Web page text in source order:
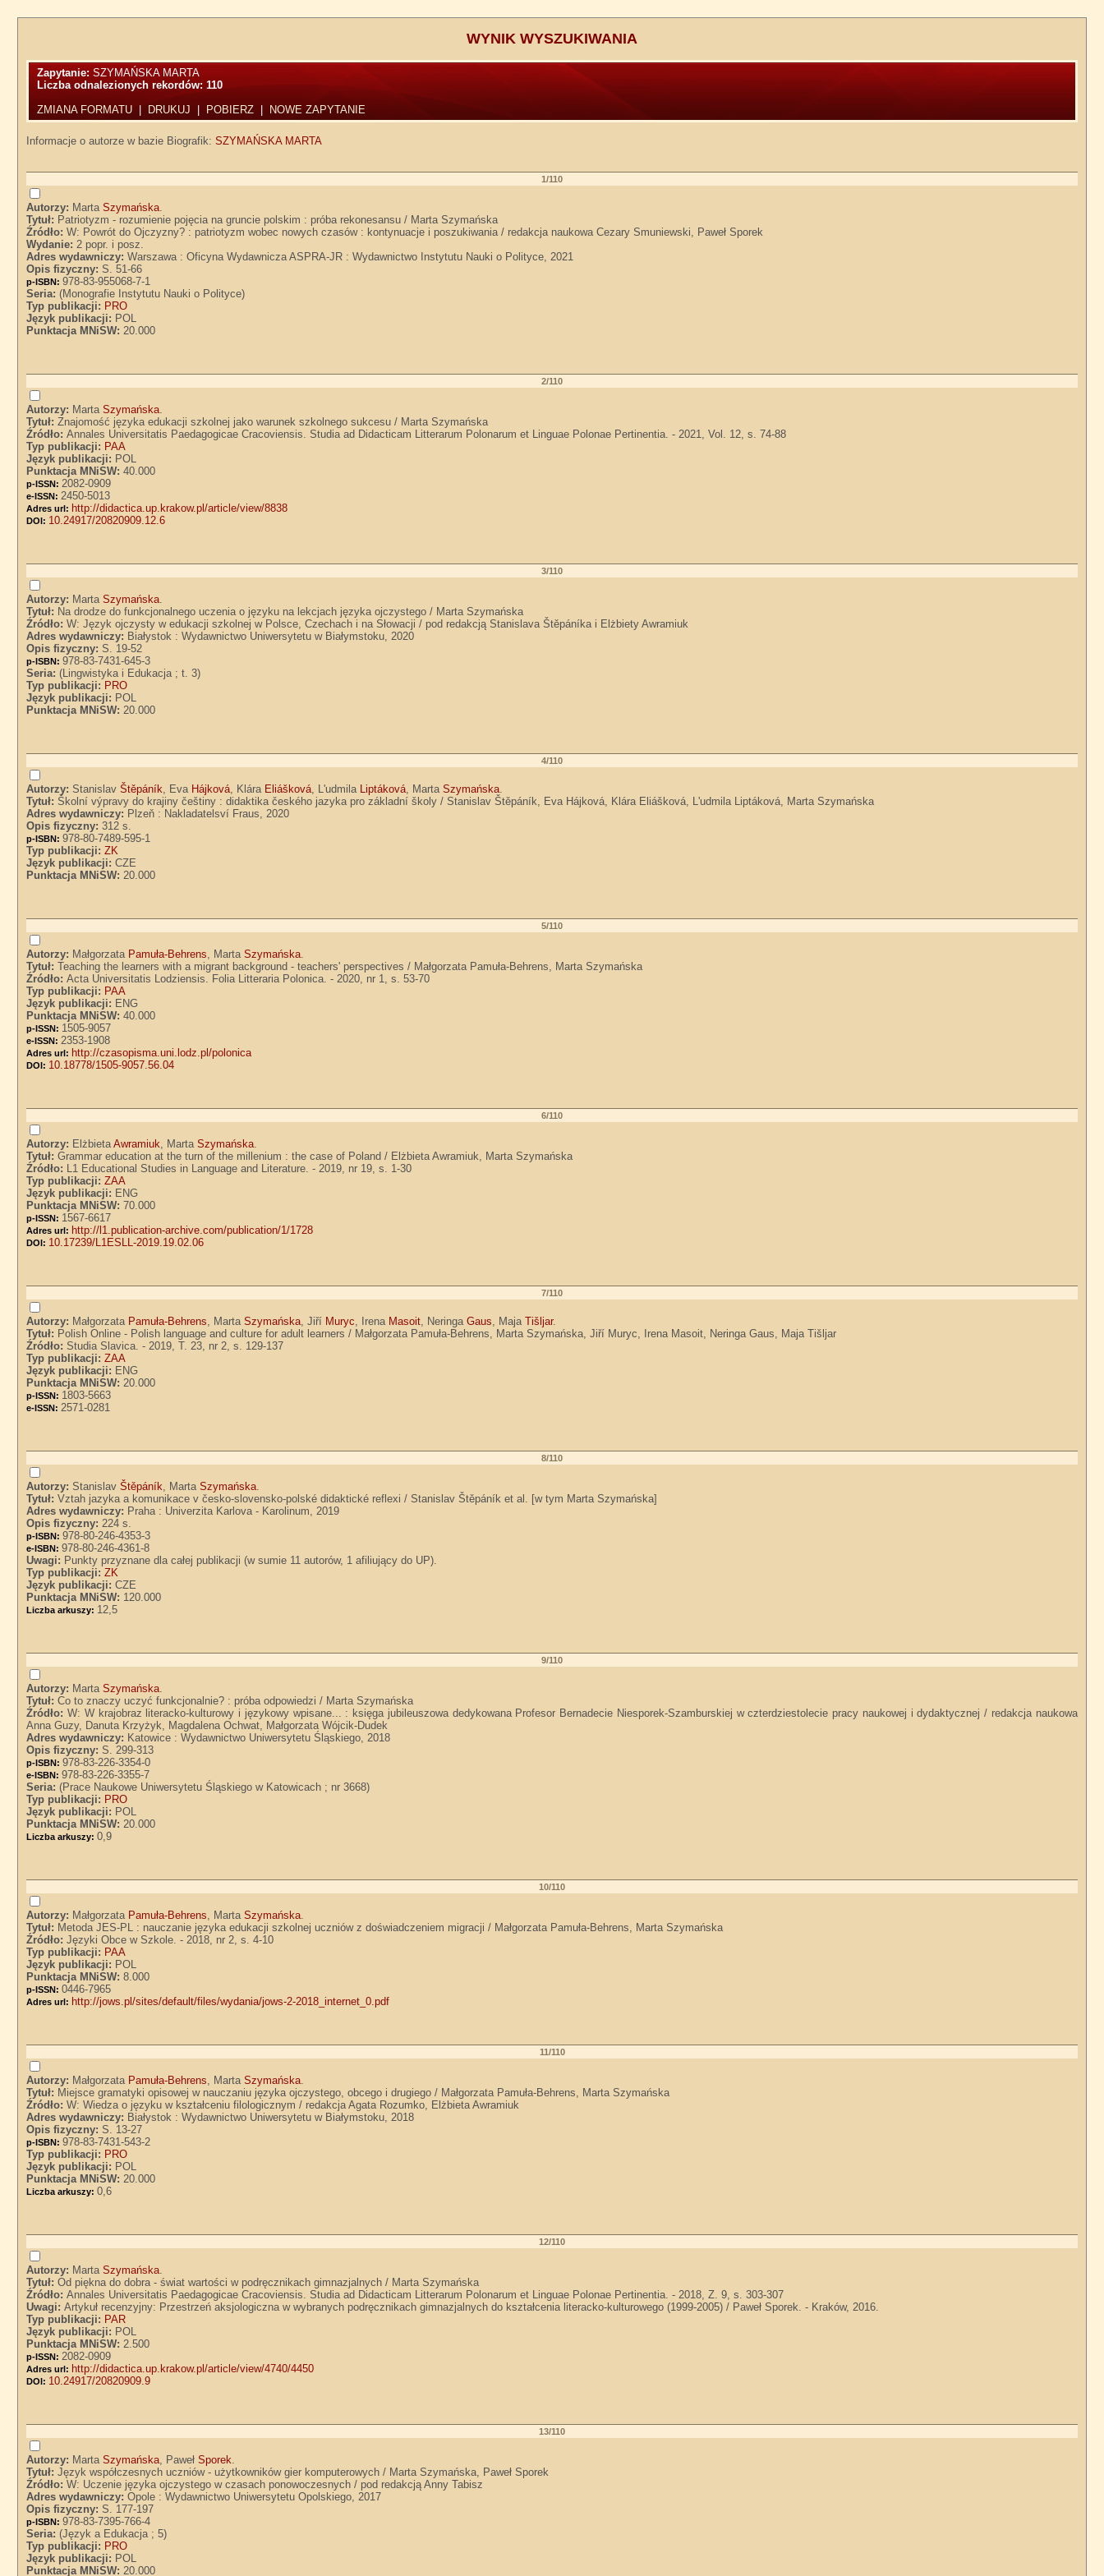
WYNIK WYSZUKIWANIA
Zapytanie:SZYMAŃSKA MARTA
Liczba odnalezionych rekordów:110
ZMIANA FORMATU
DRUKUJ POBIERZ NOWE ZAPYTANIE
Informacje o autorze w bazie Biografik:SZYMAŃSKA MARTA
1/110
Autorzy: MartaSzymańska.
Tytuł: Patriotyzm - rozumienie pojęcia na gruncie polskim : próba rekonesansu / Marta Szymańska
Źródło:W: Powrót do Ojczyzny? : patriotyzm wobec nowych czasów : kontynuacje i poszukiwania / redakcja naukowa Cezary Smuniewski, Paweł Sporek
Wydanie:2 popr. i posz.
Adres wydawniczy:Warszawa : Oficyna Wydawnicza ASPRA-JR : Wydawnictwo Instytutu Nauki o Polityce, 2021
Opis fizyczny:S. 51-66
p-ISBN:978-83-955068-7-1
Seria:(Monografie Instytutu Nauki o Polityce)
Typ publikacji: PRO
Język publikacji: POL
Punktacja MNiSW:20.000
2/110
Autorzy: MartaSzymańska.
Tytuł:Znajomość języka edukacji szkolnej jako warunek szkolnego sukcesu / Marta Szymańska
Źródło:Annales Universitatis Paedagogicae Cracoviensis. Studia ad Didacticam Litterarum Polonarum et Linguae Polonae Pertinentia. - 2021, Vol. 12, s. 74-88
Typ publikacji: PAA
Język publikacji: POL
Punktacja MNiSW:40.000
p-ISSN: 2082-0909
e-ISSN: 2450-5013
Adres url: http://didactica.up.krakow.pl/article/view/8838
DOI: 10.24917/20820909.12.6
3/110
Autorzy: MartaSzymańska.
Tytuł: Na drodze do funkcjonalnego uczenia o języku na lekcjach języka ojczystego / Marta Szymańska
Źródło:W: Język ojczysty w edukacji szkolnej w Polsce, Czechach i na Słowacji / pod redakcją Stanislava Štěpáníka i Elżbiety Awramiuk
Adres wydawniczy: Białystok : Wydawnictwo Uniwersytetu w Białymstoku, 2020
Opis fizyczny:S. 19-52
p-ISBN:978-83-7431-645-3
Seria:(Lingwistyka i Edukacja ; t. 3)
Typ publikacji: PRO
Język publikacji: POL
Punktacja MNiSW:20.000
4/110
Autorzy:StanislavŠtěpáník, Eva Hájková, Klára Eliášková, L'udmila Liptáková, MartaSzymańska.
Tytuł:Školní výpravy do krajiny češtiny : didaktika českého jazyka pro základní školy / Stanislav Štěpáník, Eva Hájková, Klára Eliášková, L'udmila Liptáková, Marta Szymańska
Adres wydawniczy: Plzeň : Nakladatelsví Fraus, 2020
Opis fizyczny:312 s.
p-ISBN:978-80-7489-595-1
Typ publikacji:ZK
Język publikacji:CZE
Punktacja MNiSW:20.000
5/110
Autorzy: Małgorzata Pamuła-Behrens, MartaSzymańska.
Tytuł:Teaching the learners with a migrant background - teachers' perspectives / Małgorzata Pamuła-Behrens, Marta Szymańska
Źródło:Acta Universitatis Lodziensis. Folia Litteraria Polonica. - 2020, nr 1, s. 53-70
Typ publikacji: PAA
Język publikacji: ENG
Punktacja MNiSW:40.000
p-ISSN: 1505-9057
e-ISSN: 2353-1908
Adres url: http://czasopisma.uni.lodz.pl/polonica
DOI: 10.18778/1505-9057.56.04
6/110
Autorzy: ElżbietaAwramiuk, MartaSzymańska.
Tytuł:Grammar education at the turn of the millenium : the case of Poland / Elżbieta Awramiuk, Marta Szymańska
Źródło: L1 Educational Studies in Language and Literature. - 2019, nr 19, s. 1-30
Typ publikacji:ZAA
Język publikacji: ENG
Punktacja MNiSW:70.000
p-ISSN: 1567-6617
Adres url: http://l1.publication-archive.com/publication/1/1728
DOI: 10.17239/L1ESLL-2019.19.02.06
7/110
Autorzy: Małgorzata Pamuła-Behrens, MartaSzymańska, Jiří Muryc, Irena Masoit, NeringaGaus, MajaTišljar.
Tytuł: Polish Online - Polish language and culture for adult learners / Małgorzata Pamuła-Behrens, Marta Szymańska, Jiří Muryc, Irena Masoit, Neringa Gaus, Maja Tišljar
Źródło:Studia Slavica. - 2019, T. 23, nr 2, s. 129-137
Typ publikacji:ZAA
Język publikacji: ENG
Punktacja MNiSW:20.000
p-ISSN: 1803-5663
e-ISSN: 2571-0281
8/110
Autorzy:StanislavŠtěpáník, MartaSzymańska.
Tytuł:Vztah jazyka a komunikace v česko-slovensko-polské didaktické reflexi / Stanislav Štěpáník et al. [w tym Marta Szymańska]
Adres wydawniczy: Praha : Univerzita Karlova - Karolinum, 2019
Opis fizyczny:224 s.
p-ISBN:978-80-246-4353-3
e-ISBN:978-80-246-4361-8
Uwagi: Punkty przyznane dla całej publikacji (w sumie 11 autorów, 1 afiliujący do UP).
Typ publikacji:ZK
Język publikacji:CZE
Punktacja MNiSW: 120.000
Liczba arkuszy: 12,5
9/110
Autorzy: MartaSzymańska.
Tytuł:Co to znaczy uczyć funkcjonalnie? : próba odpowiedzi / Marta Szymańska
Źródło:W: W krajobraz literacko-kulturowy i językowy wpisane... : księga jubileuszowa dedykowana Profesor Bernadecie Niesporek-Szamburskiej w czterdziestolecie pracy naukowej i dydaktycznej / redakcja naukowa
Anna Guzy, Danuta Krzyżyk, Magdalena Ochwat, Małgorzata Wójcik-Dudek
Adres wydawniczy: Katowice : Wydawnictwo Uniwersytetu Śląskiego, 2018
Opis fizyczny:S. 299-313
p-ISBN:978-83-226-3354-0
e-ISBN:978-83-226-3355-7
Seria:(Prace Naukowe Uniwersytetu Śląskiego w Katowicach ; nr 3668)
Typ publikacji: PRO
Język publikacji: POL
Punktacja MNiSW:20.000
Liczba arkuszy:0,9
10/110
Autorzy: Małgorzata Pamuła-Behrens, MartaSzymańska.
Tytuł: Metoda JES-PL : nauczanie języka edukacji szkolnej uczniów z doświadczeniem migracji / Małgorzata Pamuła-Behrens, Marta Szymańska
Źródło:Języki Obce w Szkole. - 2018, nr 2, s. 4-10
Typ publikacji: PAA
Język publikacji: POL
Punktacja MNiSW:8.000
p-ISSN:0446-7965
Adres url: http://jows.pl/sites/default/files/wydania/jows-2-2018_internet_0.pdf
11/110
Autorzy: Małgorzata Pamuła-Behrens, MartaSzymańska.
Tytuł: Miejsce gramatyki opisowej w nauczaniu języka ojczystego, obcego i drugiego / Małgorzata Pamuła-Behrens, Marta Szymańska
Źródło:W: Wiedza o języku w kształceniu filologicznym / redakcja Agata Rozumko, Elżbieta Awramiuk
Adres wydawniczy: Białystok : Wydawnictwo Uniwersytetu w Białymstoku, 2018
Opis fizyczny:S. 13-27
p-ISBN:978-83-7431-543-2
Typ publikacji: PRO
Język publikacji: POL
Punktacja MNiSW:20.000
Liczba arkuszy:0,6
12/110
Autorzy: MartaSzymańska.
Tytuł:Od piękna do dobra - świat wartości w podręcznikach gimnazjalnych / Marta Szymańska
Źródło:Annales Universitatis Paedagogicae Cracoviensis. Studia ad Didacticam Litterarum Polonarum et Linguae Polonae Pertinentia. - 2018, Z. 9, s. 303-307
Uwagi:Artykuł recenzyjny: Przestrzeń aksjologiczna w wybranych podręcznikach gimnazjalnych do kształcenia literacko-kulturowego (1999-2005) / Paweł Sporek. - Kraków, 2016.
Typ publikacji: PAR
Język publikacji: POL
Punktacja MNiSW:2.500
p-ISSN: 2082-0909
Adres url: http://didactica.up.krakow.pl/article/view/4740/4450
DOI: 10.24917/20820909.9
13/110
Autorzy: MartaSzymańska, PawełSporek.
Tytuł:Język współczesnych uczniów - użytkowników gier komputerowych / Marta Szymańska, Paweł Sporek
Źródło:W: Uczenie języka ojczystego w czasach ponowoczesnych / pod redakcją Anny Tabisz
Adres wydawniczy:Opole : Wydawnictwo Uniwersytetu Opolskiego, 2017
Opis fizyczny:S. 177-197
p-ISBN:978-83-7395-766-4
Seria:(Język a Edukacja ; 5)
Typ publikacji: PRO
Język publikacji: POL
Punktacja MNiSW:20.000